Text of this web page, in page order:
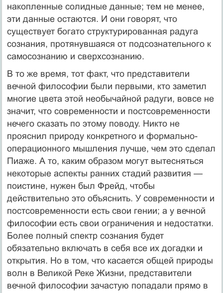
накопленные солидные данные; тем не менее,
эти данные остаются. И они говорят, что
существует богато структурированная радуга
сознания, протянувшаяся от подсознательного к
самосознанию и сверхсознанию.
В то же время, тот факт, что представители
вечной философии были первыми, кто заметил
многие цвета этой необычайной радуги, вовсе не
значит, что современности и постсовременности
нечего сказать по этому поводу. Никто не
прояснил природу конкретного и формально-
операционного мышления лучше, чем это сделал
Пиаже. А то, каким образом могут вытесняться
некоторые аспекты ранних стадий развития —
поистине, нужен был Фрейд, чтобы
действительно это объяснить. У современности и
постсовременности есть свои гении; а у вечной
философии есть свои ограничения и недостатки.
Более полный спектр сознания будет
обязательно включать в себя все их догадки и
открытия. Но в том, что касается общей природы
волн в Великой Реке Жизни, представители
вечной философии зачастую попадали прямо в